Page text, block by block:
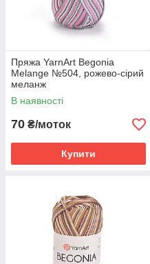
Пряжа YarnArt Begonia
Melange №504, рожево-сірий
меланж
В наявності
70 ₴/моток
Купити